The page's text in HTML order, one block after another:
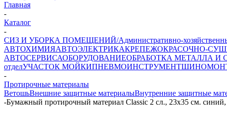
Главная
-
Каталог
-
СИЗ И УБОРКА ПОМЕЩЕНИЙ/Административно-
АВТОХИМИЯАВТОЭЛЕКТРИКАКРЕПЕЖОКРАСОЧНО-
АВТОСЕРВИСАОБОРУДОВАНИЕОБРАБОТКА МЕТАЛЛА И
отделУЧАСТОК МОЙКИПНЕВМОИНСТРУМЕНТ
-
Протирочные материалы
ВетошьВнешние защитные материалыВнутренние защитные
-Бумажный протирочный материал Classic 2 сл., 23х35 см.